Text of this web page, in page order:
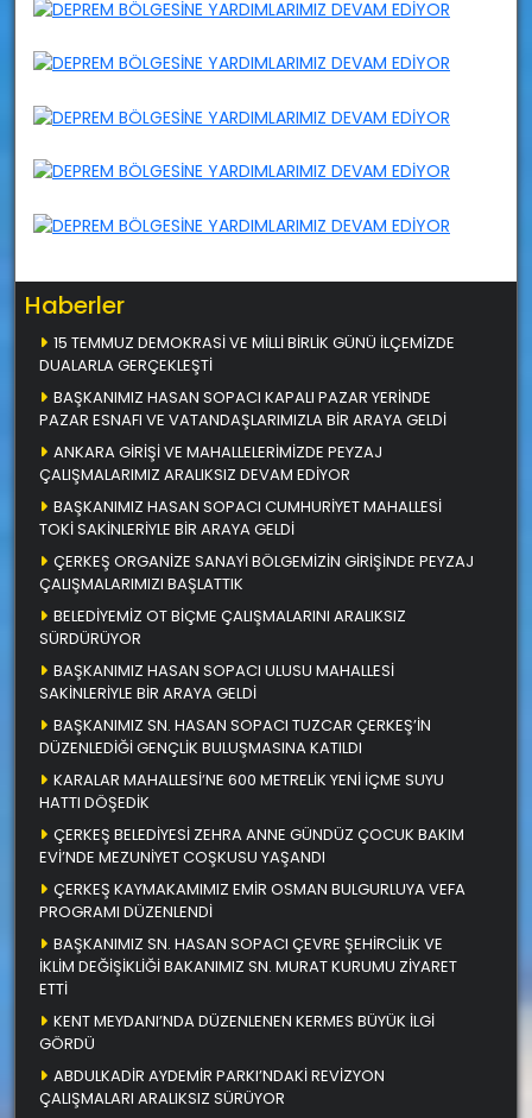
Haberler
15 TEMMUZ DEMOKRASİ VE MİLLİ BİRLİK GÜNÜ İLÇEMİZDE
DUALARLA GERÇEKLEŞTİ
BAŞKANIMIZ HASAN SOPACI KAPALI PAZAR YERİNDE
PAZAR ESNAFI VE VATANDAŞLARIMIZLA BİR ARAYA GELDİ
ANKARA GİRİŞİ VE MAHALLELERİMİZDE PEYZAJ
ÇALIŞMALARIMIZ ARALIKSIZ DEVAM EDİYOR
BAŞKANIMIZ HASAN SOPACI CUMHURİYET MAHALLESİ
TOKİ SAKİNLERİYLE BİR ARAYA GELDİ
ÇERKEŞ ORGANİZE SANAYİ BÖLGEMİZİN GİRİŞİNDE PEYZAJ
ÇALIŞMALARIMIZI BAŞLATTIK
BELEDİYEMİZ OT BİÇME ÇALIŞMALARINI ARALIKSIZ
SÜRDÜRÜYOR
BAŞKANIMIZ HASAN SOPACI ULUSU MAHALLESİ
SAKİNLERİYLE BİR ARAYA GELDİ
BAŞKANIMIZ SN. HASAN SOPACI TUZCAR ÇERKEŞ’İN
DÜZENLEDİĞİ GENÇLİK BULUŞMASINA KATILDI
KARALAR MAHALLESİ’NE 600 METRELİK YENİ İÇME SUYU
HATTI DÖŞEDİK
ÇERKEŞ BELEDİYESİ ZEHRA ANNE GÜNDÜZ ÇOCUK BAKIM
EVİ’NDE MEZUNİYET COŞKUSU YAŞANDI
ÇERKEŞ KAYMAKAMIMIZ EMİR OSMAN BULGURLUYA VEFA
PROGRAMI DÜZENLENDİ
BAŞKANIMIZ SN. HASAN SOPACI ÇEVRE ŞEHİRCİLİK VE
İKLİM DEĞİŞİKLİĞİ BAKANIMIZ SN. MURAT KURUMU ZİYARET
ETTİ
KENT MEYDANI’NDA DÜZENLENEN KERMES BÜYÜK İLGİ
GÖRDÜ
ABDULKADİR AYDEMİR PARKI’NDAKİ REVİZYON
ÇALIŞMALARI ARALIKSIZ SÜRÜYOR